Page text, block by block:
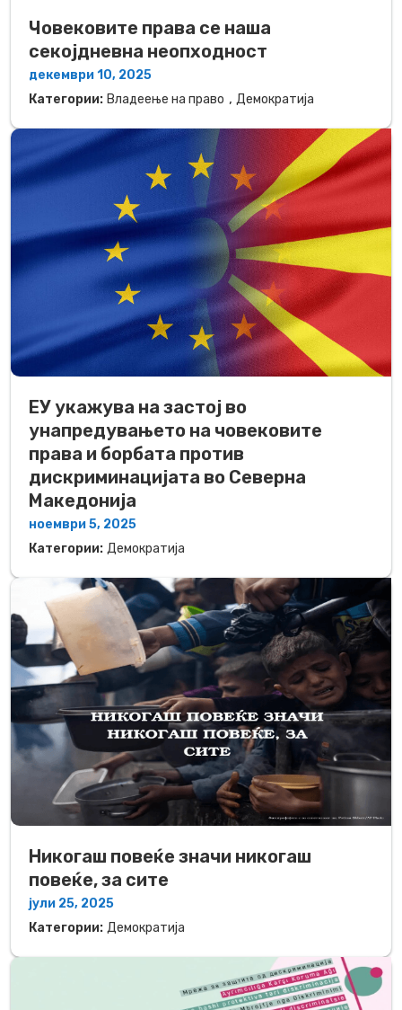
Човековите права се наша
секојдневна неопходност
декември 10, 2025
Категории: Владеење на право , Демократија
ЕУ укажува на застој во
унапредувањето на човековите
права и борбата против
дискриминацијата во Северна
Македонија
ноември 5, 2025
Категории: Демократија
Никогаш повеќе значи никогаш
повеќе, за сите
јули 25, 2025
Категории: Демократија